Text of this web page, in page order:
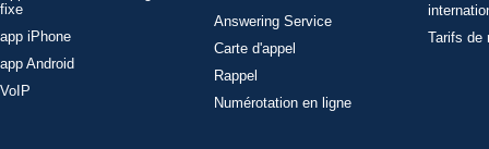
fixe
app iPhone
app Android
VoIP
Answering Service
Carte d'appel
Rappel
Numérotation en ligne
Tarifs de